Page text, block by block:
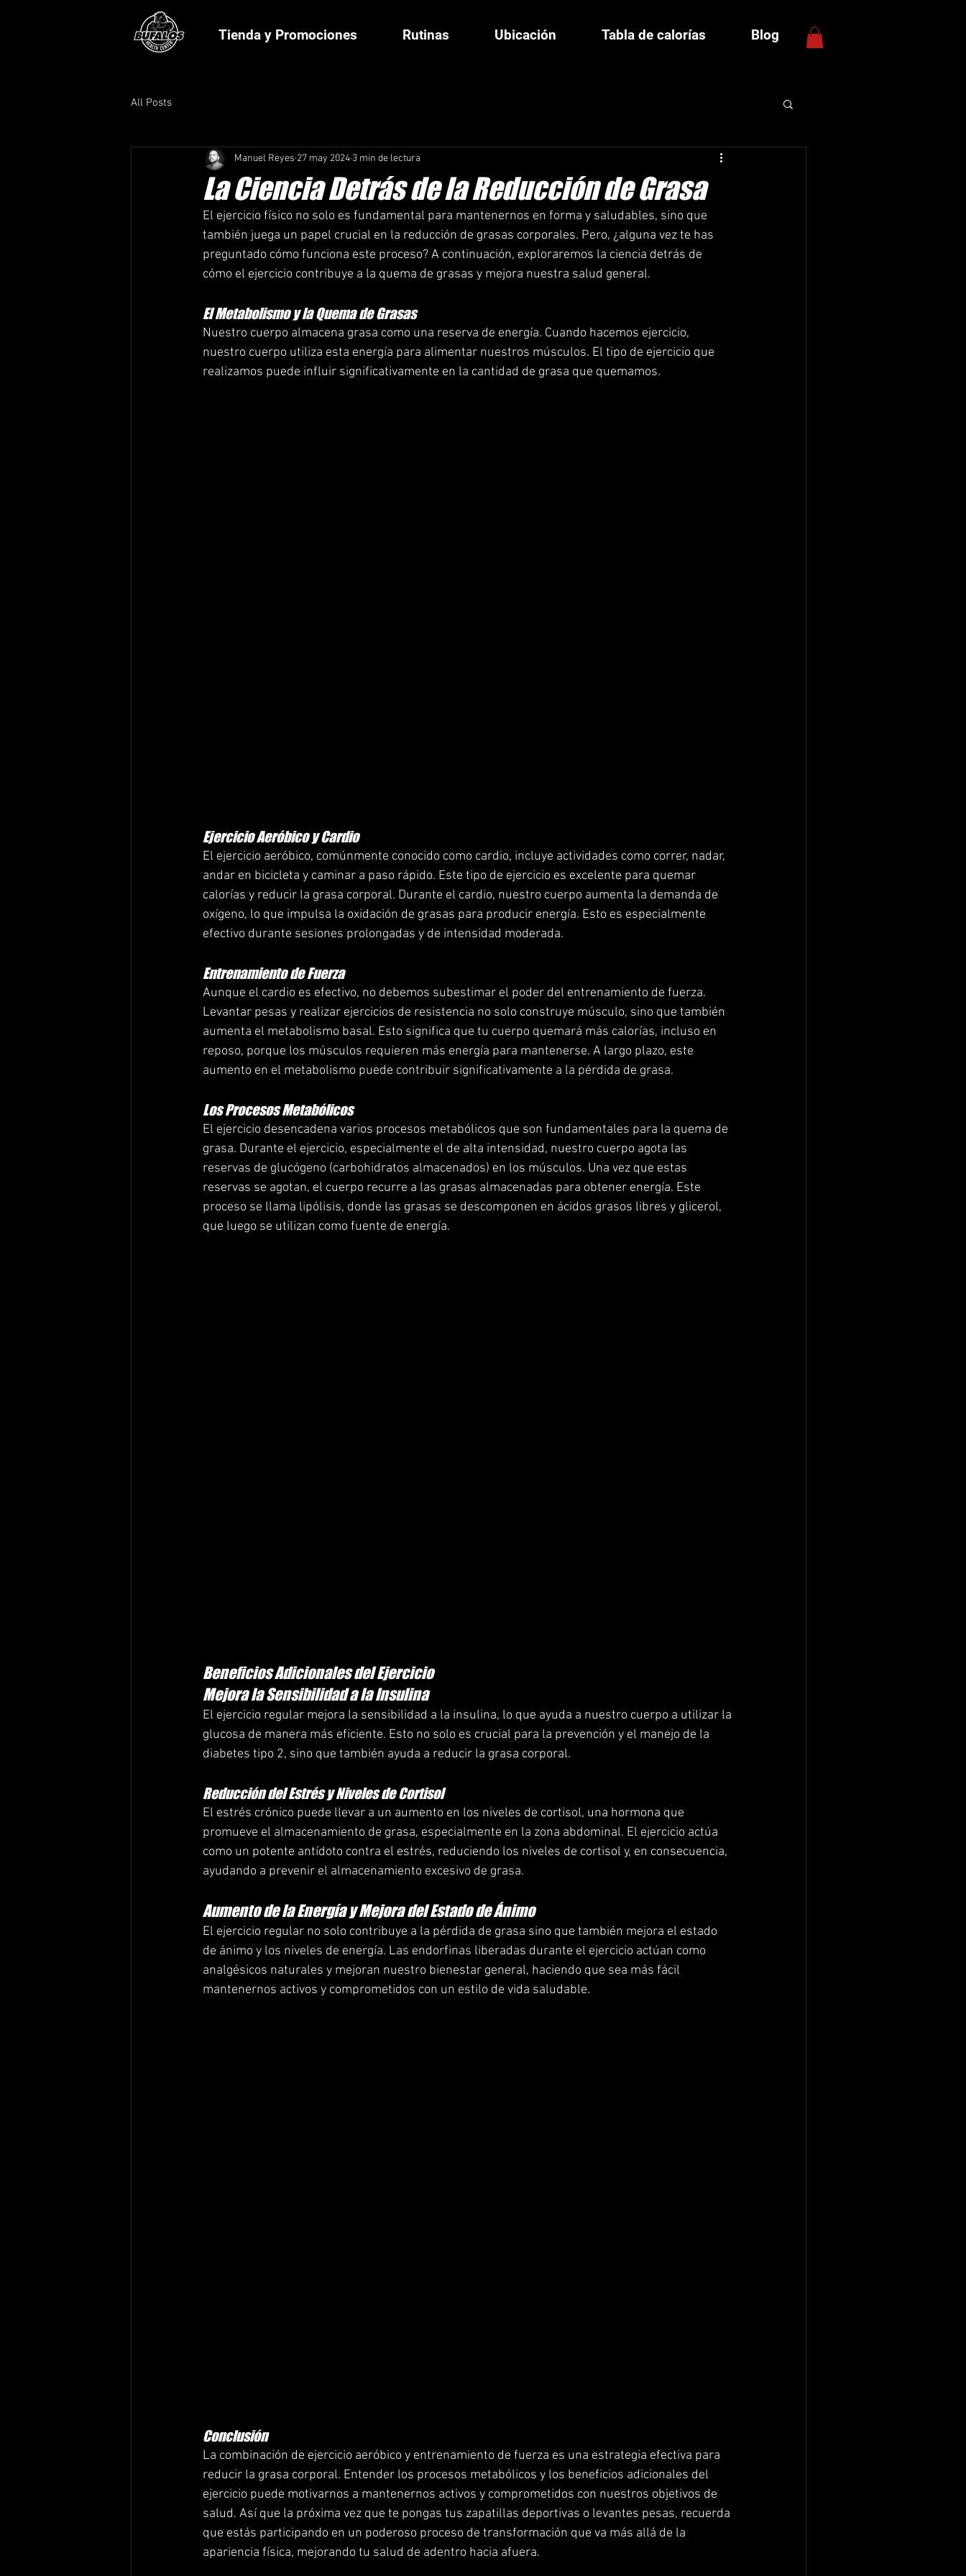
Tienda y Promociones Rutinas Ubicación Tabla de calorías Blog
All Posts
La Ciencia Detrás de la Reducción de Grasa
Manuel Reyes 27 may 2024 3 min de lectura
El ejercicio físico no solo es fundamental para mantenernos en forma y saludables, sino que
también juega un papel crucial en la reducción de grasas corporales. Pero, ¿alguna vez te has
preguntado cómo funciona este proceso? A continuación, exploraremos la ciencia detrás de
cómo el ejercicio contribuye a la quema de grasas y mejora nuestra salud general.
El Metabolismo y la Quema de Grasas
Nuestro cuerpo almacena grasa como una reserva de energía. Cuando hacemos ejercicio,
nuestro cuerpo utiliza esta energía para alimentar nuestros músculos. El tipo de ejercicio que
realizamos puede influir significativamente en la cantidad de grasa que quemamos.
Ejercicio Aeróbico y Cardio
El ejercicio aeróbico, comúnmente conocido como cardio, incluye actividades como correr, nadar,
andar en bicicleta y caminar a paso rápido. Este tipo de ejercicio es excelente para quemar
calorías y reducir la grasa corporal. Durante el cardio, nuestro cuerpo aumenta la demanda de
oxígeno, lo que impulsa la oxidación de grasas para producir energía. Esto es especialmente
efectivo durante sesiones prolongadas y de intensidad moderada.
Entrenamiento de Fuerza
Aunque el cardio es efectivo, no debemos subestimar el poder del entrenamiento de fuerza.
Levantar pesas y realizar ejercicios de resistencia no solo construye músculo, sino que también
aumenta el metabolismo basal. Esto significa que tu cuerpo quemará más calorías, incluso en
reposo, porque los músculos requieren más energía para mantenerse. A largo plazo, este
aumento en el metabolismo puede contribuir significativamente a la pérdida de grasa.
Los Procesos Metabólicos
El ejercicio desencadena varios procesos metabólicos que son fundamentales para la quema de
grasa. Durante el ejercicio, especialmente el de alta intensidad, nuestro cuerpo agota las
reservas de glucógeno (carbohidratos almacenados) en los músculos. Una vez que estas
reservas se agotan, el cuerpo recurre a las grasas almacenadas para obtener energía. Este
proceso se llama lipólisis, donde las grasas se descomponen en ácidos grasos libres y glicerol,
que luego se utilizan como fuente de energía.
Beneficios Adicionales del Ejercicio
Mejora la Sensibilidad a la Insulina
El ejercicio regular mejora la sensibilidad a la insulina, lo que ayuda a nuestro cuerpo a utilizar la
glucosa de manera más eficiente. Esto no solo es crucial para la prevención y el manejo de la
diabetes tipo 2, sino que también ayuda a reducir la grasa corporal.
Reducción del Estrés y Niveles de Cortisol
El estrés crónico puede llevar a un aumento en los niveles de cortisol, una hormona que
promueve el almacenamiento de grasa, especialmente en la zona abdominal. El ejercicio actúa
como un potente antídoto contra el estrés, reduciendo los niveles de cortisol y, en consecuencia,
ayudando a prevenir el almacenamiento excesivo de grasa.
Aumento de la Energía y Mejora del Estado de Ánimo
El ejercicio regular no solo contribuye a la pérdida de grasa sino que también mejora el estado
de ánimo y los niveles de energía. Las endorfinas liberadas durante el ejercicio actúan como
analgésicos naturales y mejoran nuestro bienestar general, haciendo que sea más fácil
mantenernos activos y comprometidos con un estilo de vida saludable.
Conclusión
La combinación de ejercicio aeróbico y entrenamiento de fuerza es una estrategia efectiva para
reducir la grasa corporal. Entender los procesos metabólicos y los beneficios adicionales del
ejercicio puede motivarnos a mantenernos activos y comprometidos con nuestros objetivos de
salud. Así que la próxima vez que te pongas tus zapatillas deportivas o levantes pesas, recuerda
que estás participando en un poderoso proceso de transformación que va más allá de la
apariencia física, mejorando tu salud de adentro hacia afuera.